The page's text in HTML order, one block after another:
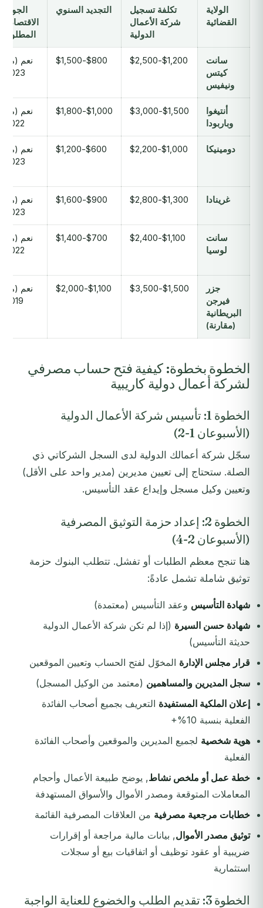
الولاية
القضائية
تكلفة تسجيل
شركة الأعمال
الدولية
التجديد السنوي
الجوهر
الاقتصادي
المطلوب
سانت
كيتس
ونيفيس
$1,200-$2,500
$800-$1,500
نعم (منذ
2023)
أنتيغوا
وباربودا
$1,500-$3,000
$1,000-$1,800
نعم (منذ
2022)
دومينيكا $1,000-$2,200
$600-$1,200
نعم (منذ
2023)
غرينادا $1,300-$2,800
$900-$1,600
نعم (منذ
2023)
سانت
لوسيا
$1,100-$2,400
$700-$1,400
نعم (منذ
2022)
جزر
فيرجن
البريطانية
(مقارنة)
$1,500-$3,500
$1,100-$2,000
نعم (منذ
2019)
الخطوة بخطوة: كيفية فتح حساب مصرفي
لشركة أعمال دولية كاريبية
الخطوة 1: تأسيس شركة الأعمال الدولية
(الأسبوعان 1-2)
سجّل شركة أعمالك الدولية لدى السجل الشركاتي ذي
الصلة. ستحتاج إلى تعيين مديرين (مدير واحد على الأقل)
وتعيين وكيل مسجل وإيداع عقد التأسيس.
الخطوة 2: إعداد حزمة التوثيق المصرفية
(الأسبوعان 2-4)
هنا تنجح معظم الطلبات أو تفشل. تتطلب البنوك حزمة
توثيق شاملة تشمل عادةً:
شهادة التأسيس وعقد التأسيس (معتمدة)
شهادة حسن السيرة (إذا لم تكن شركة الأعمال الدولية
حديثة التأسيس)
قرار مجلس الإدارة المخوّل لفتح الحساب وتعيين الموقعين
سجل المديرين والمساهمين (معتمد من الوكيل المسجل)
إعلان الملكية المستفيدة التعريف بجميع أصحاب الفائدة
الفعلية بنسبة 10%+
هوية شخصية لجميع المديرين والموقعين وأصحاب الفائدة
الفعلية
خطة عمل أو ملخص نشاط, يوضح طبيعة الأعمال وأحجام
المعاملات المتوقعة ومصدر الأموال والأسواق المستهدفة
خطابات مرجعية مصرفية من العلاقات المصرفية القائمة
توثيق مصدر الأموال, بيانات مالية مراجعة أو إقرارات
ضريبية أو عقود توظيف أو اتفاقيات بيع أو سجلات
استثمارية
الخطوة 3: تقديم الطلب والخضوع للعناية الواجبة